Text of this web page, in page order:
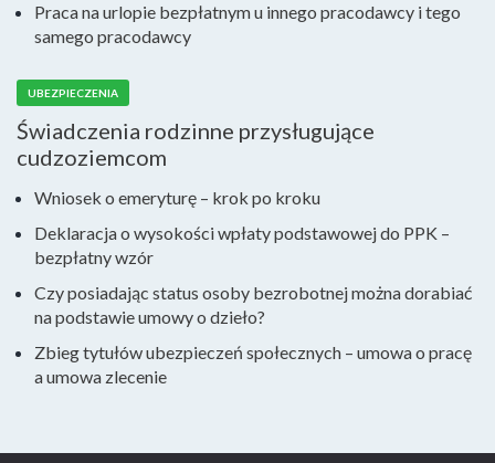
Praca na urlopie bezpłatnym u innego pracodawcy i tego
samego pracodawcy
UBEZPIECZENIA
Świadczenia rodzinne przysługujące
cudzoziemcom
Wniosek o emeryturę – krok po kroku
Deklaracja o wysokości wpłaty podstawowej do PPK –
bezpłatny wzór
Czy posiadając status osoby bezrobotnej można dorabiać
na podstawie umowy o dzieło?
Zbieg tytułów ubezpieczeń społecznych – umowa o pracę
a umowa zlecenie